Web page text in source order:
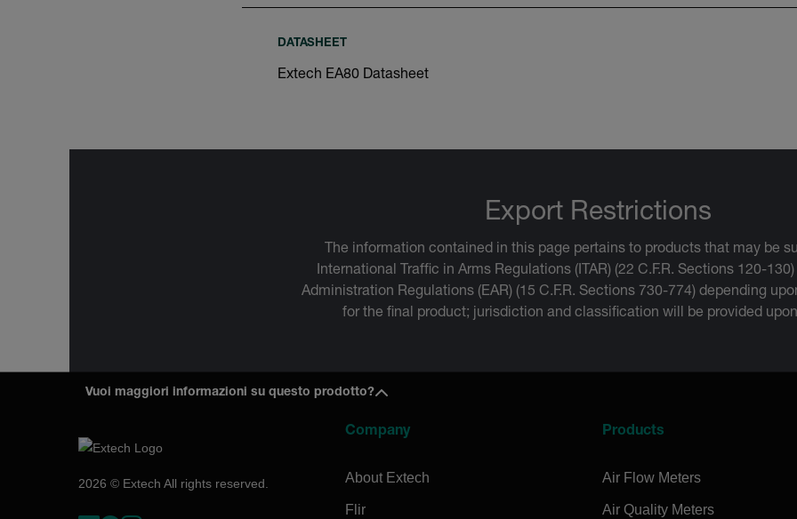
DATASHEET
Extech EA80 Datasheet
Export Restrictions
The information contained in this page pertains to products that may be
International Traffic in Arms Regulations (ITAR) (22 C.F.R. Sections 120-
Administration Regulations (EAR) (15 C.F.R. Sections 730-774) depending
for the final product; jurisdiction and classification will be provided
Vuoi maggiori informazioni su questo prodotto?
2026 © Extech All rights reserved.
Company
About Extech
Flir
Products
Air Flow Meters
Air Quality Meters